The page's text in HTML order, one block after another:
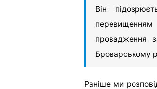
Він
перевищенням
провадження
Броварському
Раніше ми